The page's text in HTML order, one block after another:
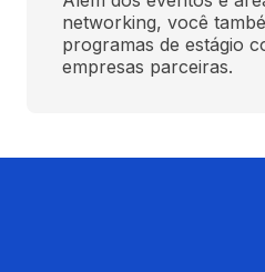
networking, você
programas de estágio
empresas parceiras.